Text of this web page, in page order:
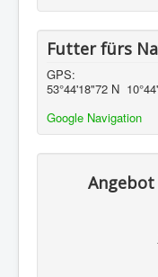
Futter fürs
GPS:
53°44'18"72 N
Google Navigation